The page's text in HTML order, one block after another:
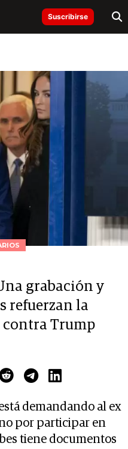
Suscribirse
grabación y
refuerzan la
contra Trump
demandando al ex
por participar en
tiene documentos